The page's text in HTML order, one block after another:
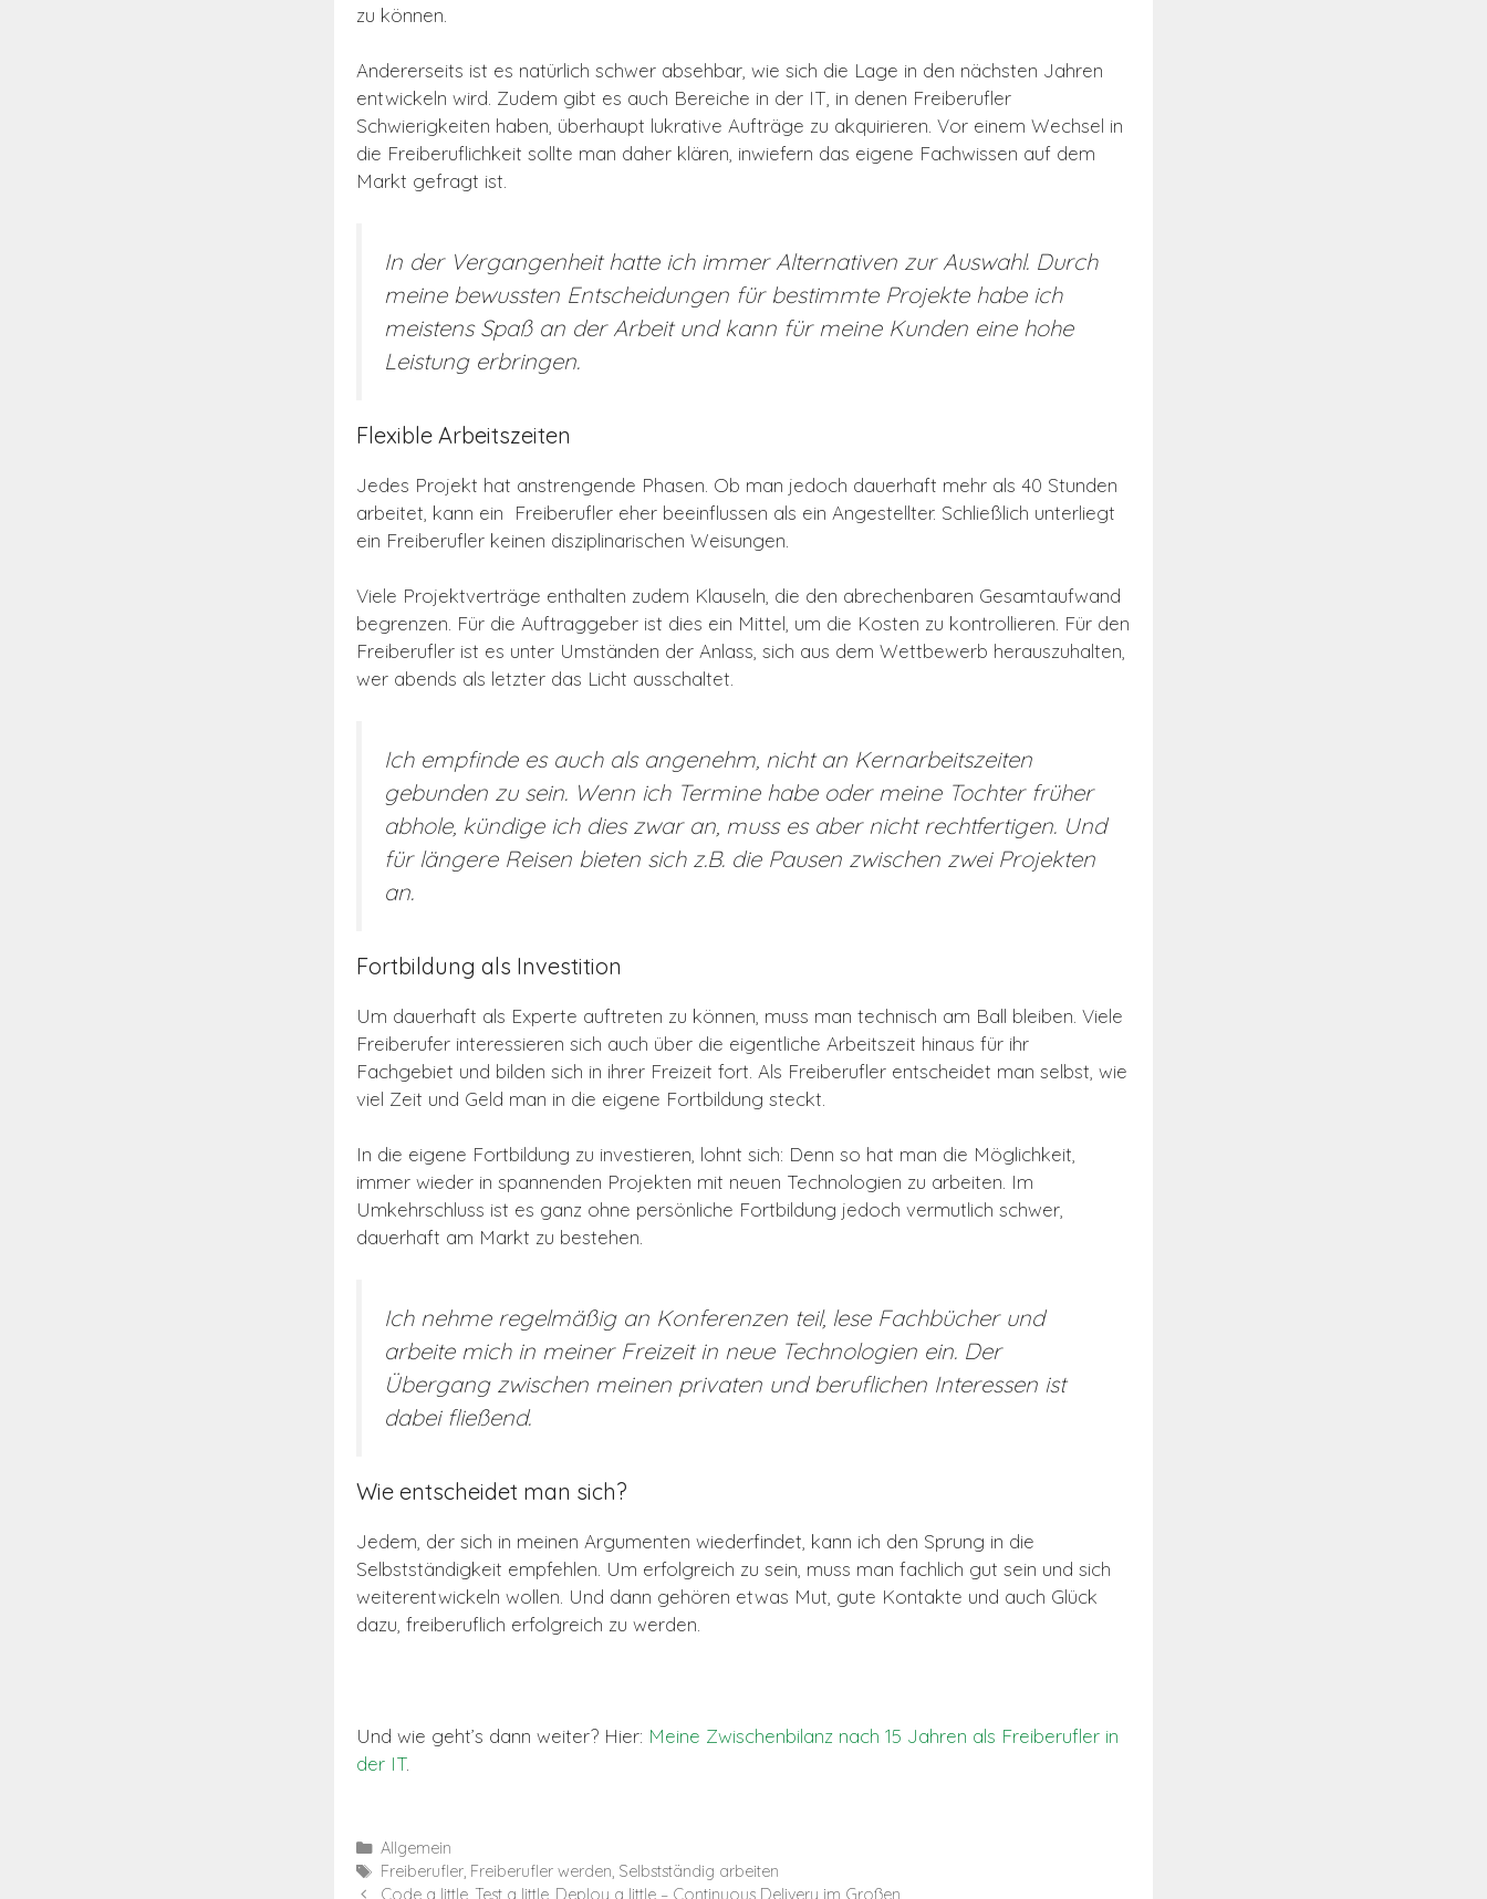
zu können.
Andererseits ist es natürlich schwer absehbar, wie sich die Lage in den nächsten Jahren
entwickeln wird. Zudem gibt es auch Bereiche in der IT, in denen Freiberufler
Schwierigkeiten haben, überhaupt lukrative Aufträge zu akquirieren. Vor einem Wechsel in
die Freiberuflichkeit sollte man daher klären, inwiefern das eigene Fachwissen auf dem
Markt gefragt ist.
In der Vergangenheit hatte ich immer Alternativen zur Auswahl. Durch
meine bewussten Entscheidungen für bestimmte Projekte habe ich
meistens Spaß an der Arbeit und kann für meine Kunden eine hohe
Leistung erbringen.
Flexible Arbeitszeiten
Jedes Projekt hat anstrengende Phasen. Ob man jedoch dauerhaft mehr als 40 Stunden
arbeitet, kann ein Freiberufler eher beeinflussen als ein Angestellter. Schließlich unterliegt
ein Freiberufler keinen disziplinarischen Weisungen.
Viele Projektverträge enthalten zudem Klauseln, die den abrechenbaren Gesamtaufwand
begrenzen. Für die Auftraggeber ist dies ein Mittel, um die Kosten zu kontrollieren. Für den
Freiberufler ist es unter Umständen der Anlass, sich aus dem Wettbewerb herauszuhalten,
wer abends als letzter das Licht ausschaltet.
Ich empfinde es auch als angenehm, nicht an Kernarbeitszeiten
gebunden zu sein. Wenn ich Termine habe oder meine Tochter früher
abhole, kündige ich dies zwar an, muss es aber nicht rechtfertigen. Und
für längere Reisen bieten sich z.B. die Pausen zwischen zwei Projekten
an.
Fortbildung als Investition
Um dauerhaft als Experte auftreten zu können, muss man technisch am Ball bleiben. Viele
Freiberufer interessieren sich auch über die eigentliche Arbeitszeit hinaus für ihr
Fachgebiet und bilden sich in ihrer Freizeit fort. Als Freiberufler entscheidet man selbst, wie
viel Zeit und Geld man in die eigene Fortbildung steckt.
In die eigene Fortbildung zu investieren, lohnt sich: Denn so hat man die Möglichkeit,
immer wieder in spannenden Projekten mit neuen Technologien zu arbeiten. Im
Umkehrschluss ist es ganz ohne persönliche Fortbildung jedoch vermutlich schwer,
dauerhaft am Markt zu bestehen.
Ich nehme regelmäßig an Konferenzen teil, lese Fachbücher und
arbeite mich in meiner Freizeit in neue Technologien ein. Der
Übergang zwischen meinen privaten und beruflichen Interessen ist
dabei fließend.
Wie entscheidet man sich?
Jedem, der sich in meinen Argumenten wiederfindet, kann ich den Sprung in die
Selbstständigkeit empfehlen. Um erfolgreich zu sein, muss man fachlich gut sein und sich
weiterentwickeln wollen. Und dann gehören etwas Mut, gute Kontakte und auch Glück
dazu, freiberuflich erfolgreich zu werden.
Und wie geht’s dann weiter? Hier: Meine Zwischenbilanz nach 15 Jahren als Freiberufler in
der IT.
Kategorien
Allgemein
Schlagwörter
Freiberufler, Freiberufler werden, Selbstständig arbeiten
Code a little, Test a little, Deploy a little – Continuous Delivery im Großen